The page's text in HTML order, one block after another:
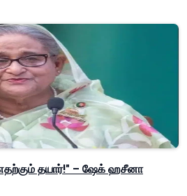
தயார்!" – ஷேக் ஹசீனா